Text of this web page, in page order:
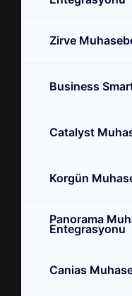
Zirve
Business
Catalyst
Korgün
Panorama
Entegrasyonu
Canias